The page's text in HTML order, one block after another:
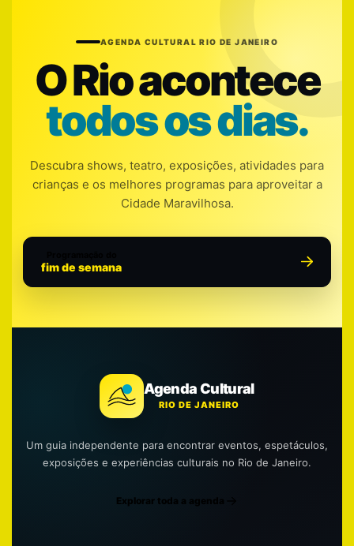
AGENDA CULTURAL RIO DE JANEIRO
O Rio acontece
todos os dias.
Descubra shows, teatro, exposições, atividades para
crianças e os melhores programas para aproveitar a
Cidade Maravilhosa.
fim de semana
Agenda Cultural
RIO DE JANEIRO
Um guia independente para encontrar eventos, espetáculos,
exposições e experiências culturais no Rio de Janeiro.
Explorar toda a agenda